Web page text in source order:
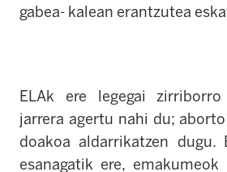
gabea- kalean erantzutea
ELAk ere legegai
jarrera agertu nahi du;
doakoa aldarrikatzen dugu.
esanagatik ere, emakumeok